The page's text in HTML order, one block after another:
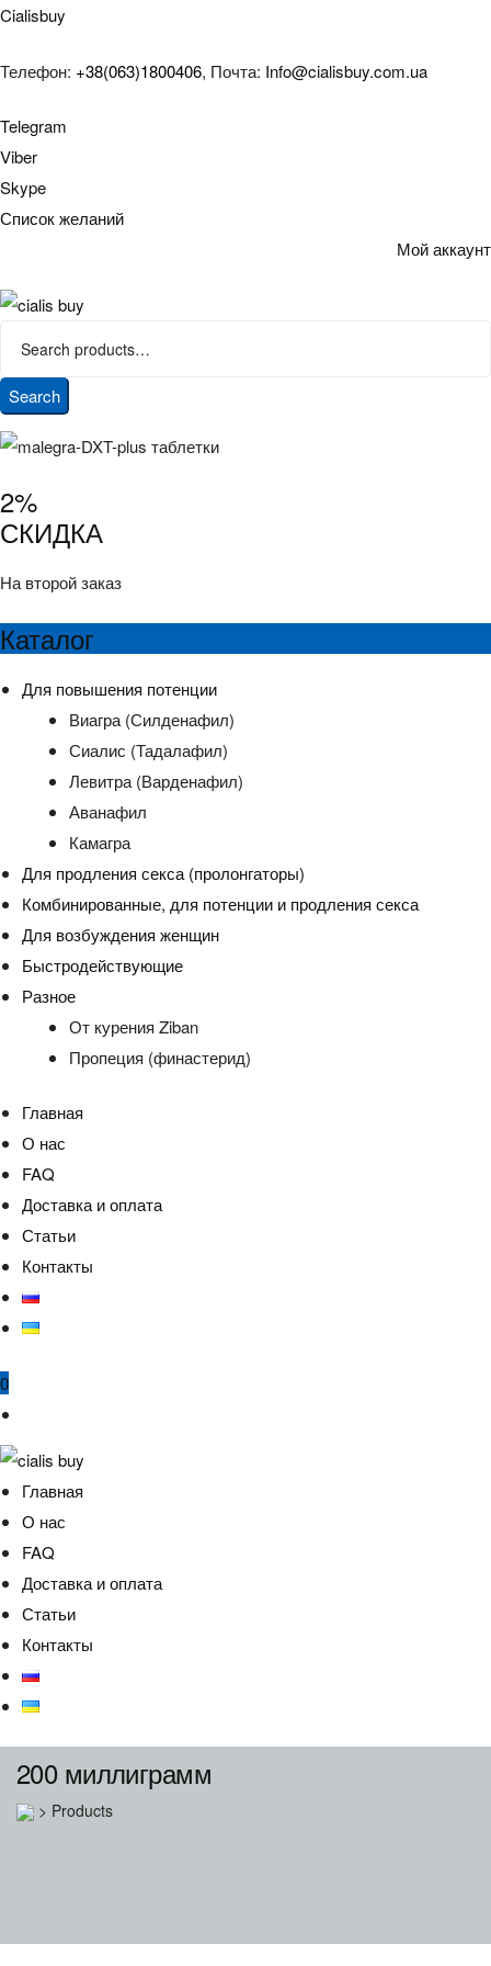
Cialisbuy
Телефон: +38(063)1800406, Почта: Info@cialisbuy.com.ua
Telegram
Viber
Skype
Список желаний
Мой аккаунт
Search
2%
СКИДКА
На второй заказ
Каталог
Для повышения потенции
Виагра (Силденафил)
Сиалис (Тадалафил)
Левитра (Варденафил)
Аванафил
Камагра
Для продления секса (пролонгаторы)
Комбинированные, для потенции и продления секса
Для возбуждения женщин
Быстродействующие
Разное
От курения Ziban
Пропеция (финастерид)
Главная
О нас
FAQ
Доставка и оплата
Статьи
Контакты
0
Главная
О нас
FAQ
Доставка и оплата
Статьи
Контакты
200 миллиграмм
> Products